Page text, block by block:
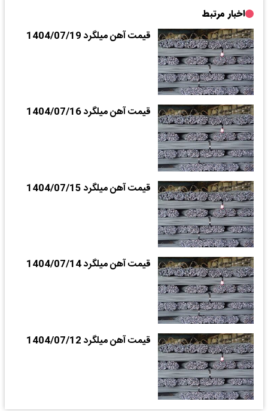
اخبار مرتبط
قیمت آهن میلگرد 1404/07/19
قیمت آهن میلگرد 1404/07/16
قیمت آهن میلگرد 1404/07/15
قیمت آهن میلگرد 1404/07/14
قیمت آهن میلگرد 1404/07/12